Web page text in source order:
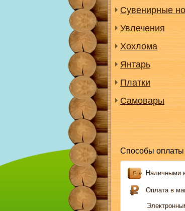
Сувенирные
Увлечения
Хохлома
Янтарь
Платки
Самовары
Способы оплаты
Наличными
Оплата в